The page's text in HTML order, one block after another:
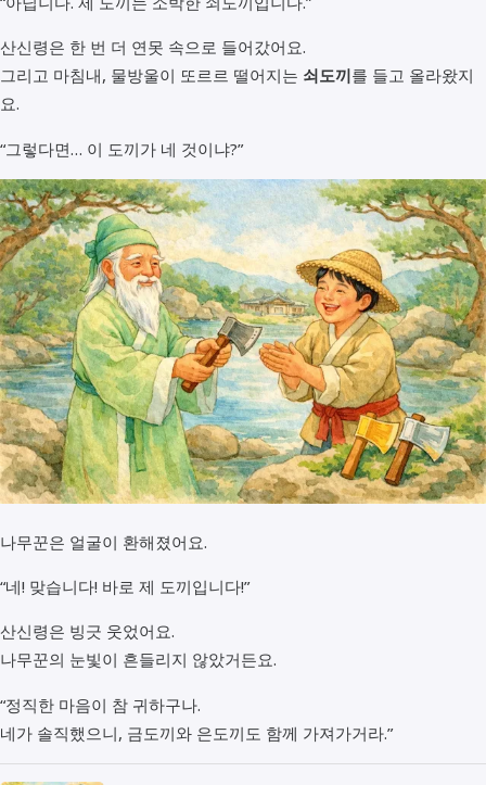
산신령은 한 번 더 연못 속으로 들어갔어요.
그리고 마침내, 물방울이 또르르 떨어지는 쇠도끼를 들고 올라왔지
요.
“그렇다면… 이 도끼가 네 것이냐?”
나무꾼은 얼굴이 환해졌어요.
“네! 맞습니다! 바로 제 도끼입니다!”
산신령은 빙긋 웃었어요.
나무꾼의 눈빛이 흔들리지 않았거든요.
“정직한 마음이 참 귀하구나.
네가 솔직했으니, 금도끼와 은도끼도 함께 가져가거라.”